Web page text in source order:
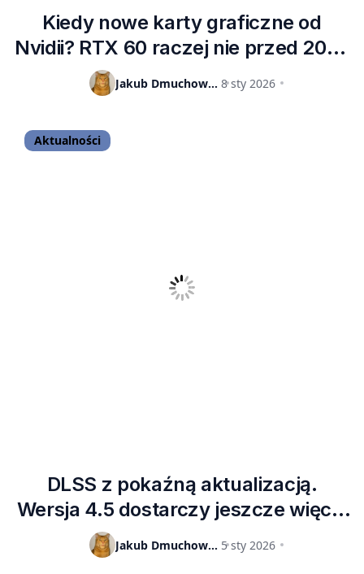
Kiedy nowe karty graficzne od
Nvidii? RTX 60 raczej nie przed 2027
rokiem Jakub Dmuchowski 8 sty 2026
Aktualności
DLSS z pokaźną aktualizacją.
Wersja 4.5 dostarczy jeszcze więcej
klatek i bardziej wyrazisty obraz
Jakub Dmuchowski 5 sty 2026